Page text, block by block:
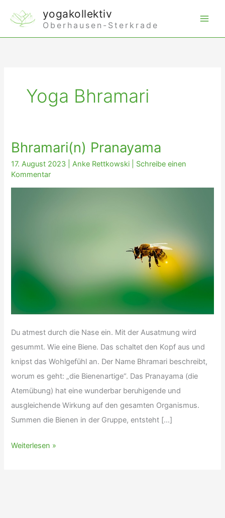
Inhalt
springen
yogakollektiv
Oberhausen-Sterkrade
Yoga Bhramari
Bhramari(n) Pranayama
17. August 2023 |Anke Rettkowski
Schreibe einen
Kommentar
Du atmest durch die Nase ein. Mit der Ausatmung wird
gesummt. Wie eine Biene. Das schaltet den Kopf aus und
knipst das Wohlgefühl an. Der Name Bhramari beschreibt,
worum es geht: „die Bienenartige“. Das Pranayama (die
Atemübung) hat eine wunderbar beruhigende und
ausgleichende Wirkung auf den gesamten Organismus.
Summen die Bienen in der Gruppe, entsteht […]
Bhramari(n)
Weiterlesen »